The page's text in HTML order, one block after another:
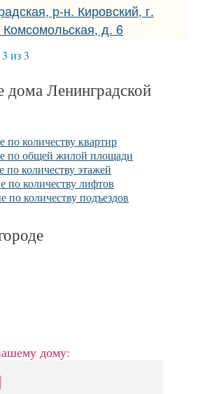
р-н. Кировский, г.
Комсомольская, д. 6
из 3
Ленинградской
количеству квартир
по общей жилой площади
количеству этажей
количеству лифтов
количеству подъездов
дому: